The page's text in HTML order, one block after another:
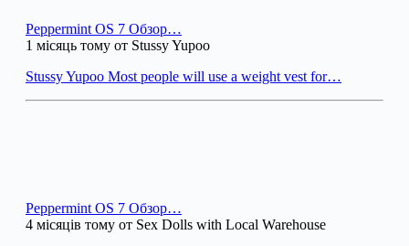
Peppermint OS 7 Обзор…
1 місяць тому от Stussy Yupoo
Stussy Yupoo Most people will use a weight vest for…
Peppermint OS 7 Обзор…
4 місяців тому от Sex Dolls with Local Warehouse